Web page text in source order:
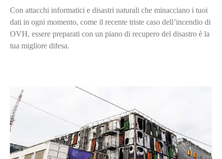
Con attacchi informatici e disastri naturali che minacciano i tuoi
dati in ogni momento, come il recente triste caso dell’incendio di
OVH, essere preparati con un piano di recupero del disastro è la
tua migliore difesa.